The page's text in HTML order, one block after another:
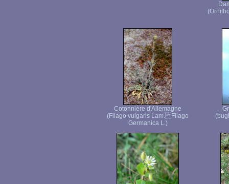
Cotonnière d'Allemagne
(Filago vulgaris Lam. Filago
Germanica L.)